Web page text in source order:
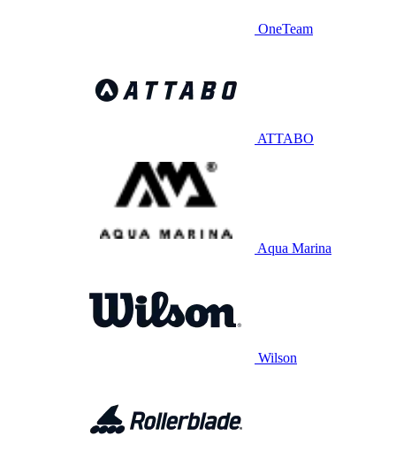
OneTeam
ATTABO
Aqua Marina
Wilson